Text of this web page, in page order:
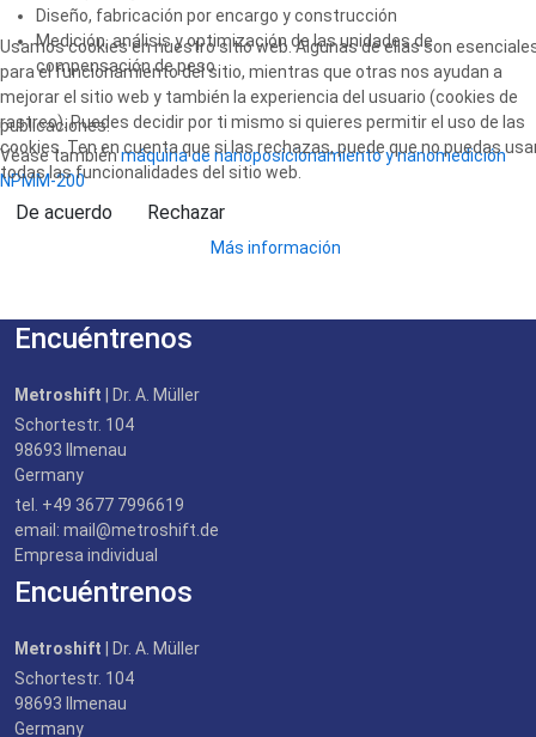
Diseño, fabricación por encargo y construcción
Medición, análisis y optimización de las unidades de
compensación de peso
publicaciones:
Véase tambiénmáquina de nanoposicionamiento y nanomedición
NPMM-200
Encuéntrenos
Metroshift | Dr. A. Müller
Schortestr. 104
98693 Ilmenau
Germany
tel. +49 3677 7996619
email: mail@metroshift.de
Empresa individual
Encuéntrenos
Metroshift | Dr. A. Müller
Schortestr. 104
98693 Ilmenau
Germany
Usamos cookies en nuestro sitio web. Algunas de ellas son
para el funcionamiento del sitio, mientras que otras nos ayudan a
mejorar el sitio web y también la experiencia del usuario (cookies de
rastreo). Puedes decidir por ti mismo si quieres permitir el uso de las
cookies. Ten en cuenta que si las rechazas, puede que no puedas
todas las funcionalidades del sitio web.
De acuerdo Rechazar
Más información